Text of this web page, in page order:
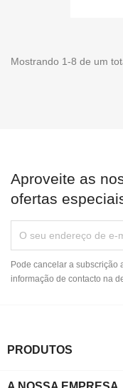
Mostrando 1-8 de um
Aproveite as
ofertas
Pode cancelar a subscrição
informação de contacto na
PRODUTOS